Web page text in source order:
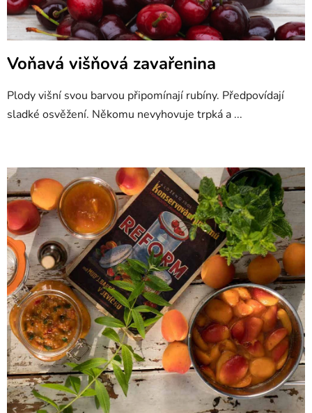
Voňavá višňová zavařenina
Plody višní svou barvou připomínají rubíny. Předpovídají
sladké osvěžení. Někomu nevyhovuje trpká a ...